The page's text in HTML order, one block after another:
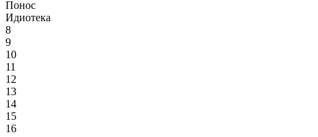
Понос
Идиотека
8
9
10
11
12
13
14
15
16